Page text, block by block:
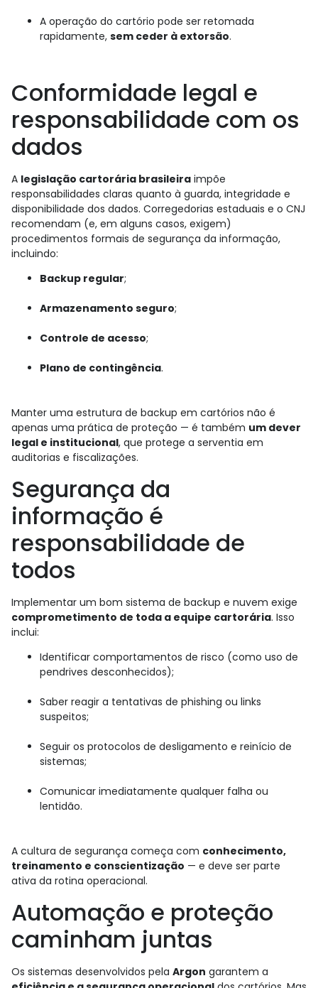
A operação do cartório pode ser retomada
rapidamente, sem ceder à extorsão.
Conformidade legal e
responsabilidade com os
dados
A legislação cartorária brasileira impõe
responsabilidades claras quanto à guarda, integridade e
disponibilidade dos dados. Corregedorias estaduais e o CNJ
recomendam (e, em alguns casos, exigem)
procedimentos formais de segurança da informação,
incluindo:
Backup regular;
Armazenamento seguro;
Controle de acesso;
Plano de contingência.
Manter uma estrutura de backup em cartórios não é
apenas uma prática de proteção — é também um dever
legal e institucional, que protege a serventia em
auditorias e fiscalizações.
Segurança da
informação é
responsabilidade de
todos
Implementar um bom sistema de backup e nuvem exige
comprometimento de toda a equipe cartorária. Isso
inclui:
Identificar comportamentos de risco (como uso de
pendrives desconhecidos);
Saber reagir a tentativas de phishing ou links
suspeitos;
Seguir os protocolos de desligamento e reinício de
sistemas;
Comunicar imediatamente qualquer falha ou
lentidão.
A cultura de segurança começa com conhecimento,
treinamento e conscientização — e deve ser parte
ativa da rotina operacional.
Automação e proteção
caminham juntas
Os sistemas desenvolvidos pela Argon garantem a